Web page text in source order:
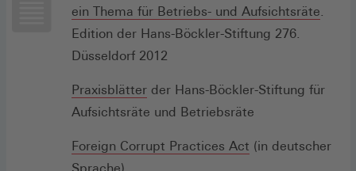
ein Thema für Betriebs- und Aufsichtsräte
einem
Edition der Hans-Böckler-Stiftung 276.
Düsseldorf 2012
PraxisblätterZu
den
(Öffnet
der Hans-Böckler-Stiftung für
Aufsichtsräte und Betriebsräte
Foreign Corrupt Practices Act (in deutscher
Sprache)